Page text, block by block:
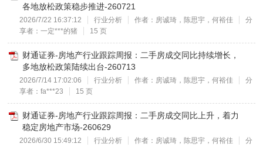
各地放松政策稳步推进-260721
2026/7/22 16:37:12 行业分析 作者：房诚琦，陈思宇，何裕佳
分
享者：一定***的猪
15 页
财通证券-房地产行业跟踪周报：二手房成交同比持续增长，
多地放松政策陆续出台-260713
2026/7/14 17:02:06 行业分析 作者：房诚琦，陈思宇，何裕佳
分
享者：fa***23
15 页
财通证券-房地产行业跟踪周报：二手房成交同比上升，着力
稳定房地产市场-260629
2026/6/30 15:49:12 行业分析 作者：房诚琦，陈思宇，何裕佳
分